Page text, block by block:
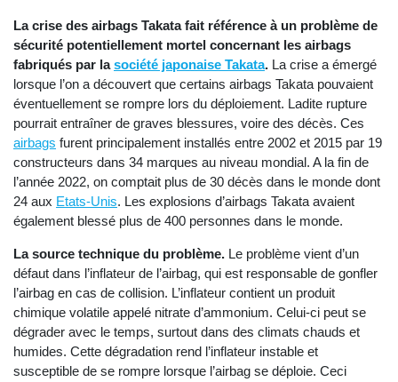
La crise des airbags Takata fait référence à un problème de
sécurité potentiellement mortel concernant les airbags
fabriqués par lasociété japonaise Takata. La crise a émergé
lorsque l’on a découvert que certains airbags Takata pouvaient
éventuellement se rompre lors du déploiement. Ladite rupture
pourrait entraîner de graves blessures, voire des décès. Ces
airbags furent principalement installés entre 2002 et 2015 par 19
constructeurs dans 34 marques au niveau mondial. A la fin de
l’année 2022, on comptait plus de 30 décès dans le monde dont
24 aux Etats-Unis. Les explosions d’airbags Takata avaient
également blessé plus de 400 personnes dans le monde.
La source technique du problème. Le problème vient d’un
défaut dans l’inflateur de l’airbag, qui est responsable de gonfler
l’airbag en cas de collision. L’inflateur contient un produit
chimique volatile appelé nitrate d’ammonium. Celui-ci peut se
dégrader avec le temps, surtout dans des climats chauds et
humides. Cette dégradation rend l’inflateur instable et
susceptible de se rompre lorsque l’airbag se déploie. Ceci